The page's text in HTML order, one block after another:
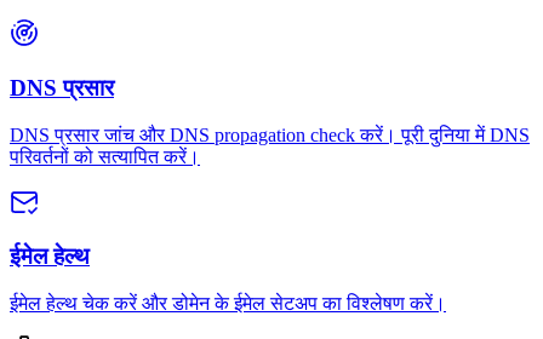
DNS प्रसार
DNS प्रसार जांच और DNS propagation check करें। पूरी दुनिया में DNS
परिवर्तनों को सत्यापित करें।
ईमेल हेल्थ
ईमेल हेल्थ चेक करें और डोमेन के ईमेल सेटअप का विश्लेषण करें।